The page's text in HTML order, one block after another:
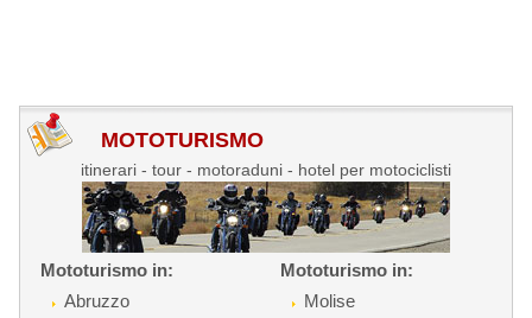
MOTOTURISMO
itinerari - tour - motoraduni - hotel per motociclisti
Mototurismo in:
Abruzzo
Mototurismo in:
Molise